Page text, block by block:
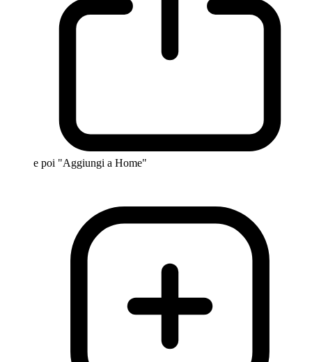
e poi "Aggiungi a Home"